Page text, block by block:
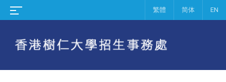
繁體 简体 EN